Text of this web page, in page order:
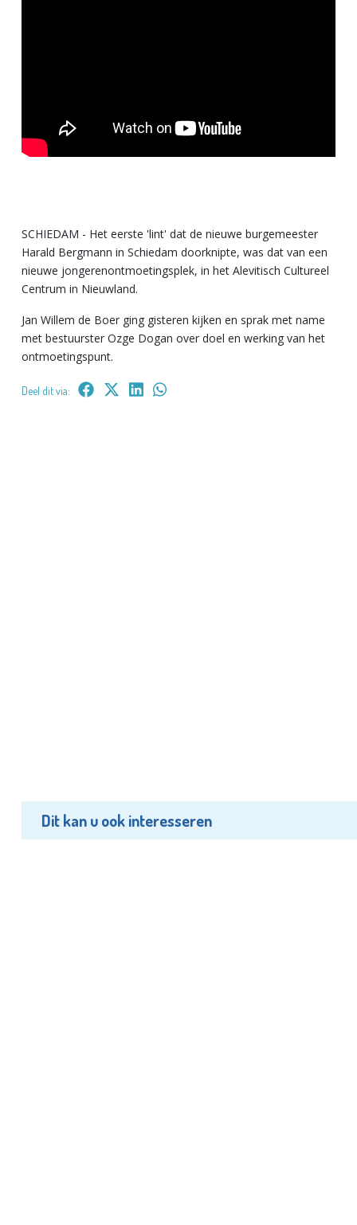
SCHIEDAM - Het eerste 'lint' dat de nieuwe burgemeester
Harald Bergmann in Schiedam doorknipte, was dat van een
nieuwe jongerenontmoetingsplek, in het Alevitisch Cultureel
Centrum in Nieuwland.
Jan Willem de Boer ging gisteren kijken en sprak met name
met bestuurster Ozge Dogan over doel en werking van het
ontmoetingspunt.
Deel dit via:
Dit kan u ook interesseren